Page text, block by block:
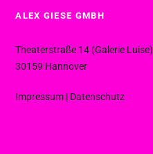
ALEX GIESE GMBH
Theaterstraße 14 (Galerie Luise)
30159 Hannover
Impressum | Datenschutz